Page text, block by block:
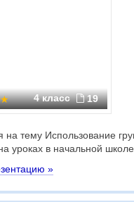
4 класс 19
на тему Использование
уроках в начальной школе
»